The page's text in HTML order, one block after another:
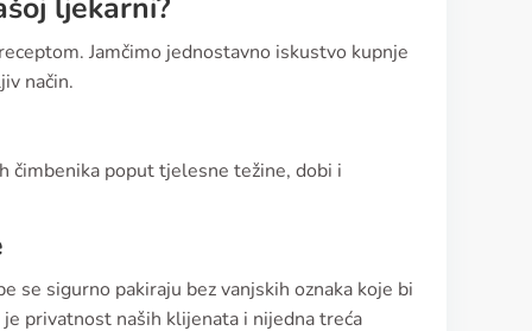
ljekarni?
Jamčimo jednostavno iskustvo kupnje
način.
čimbenika poput tjelesne težine, dobi i
se sigurno pakiraju bez vanjskih oznaka koje bi
privatnost naših klijenata i nijedna treća